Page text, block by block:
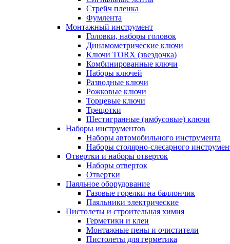
Стрейч пленка
Фумлента
Монтажный инструмент
Головки, наборы головок
Динамометрические ключи
Ключи TORX (звездочка)
Комбинированные ключи
Наборы ключей
Разводные ключи
Рожковые ключи
Торцевые ключи
Трещотки
Шестигранные (имбусовые) ключи
Наборы инструментов
Наборы автомобильного инструмента
Наборы столярно-слесарного
Отвертки и наборы отверток
Наборы отверток
Отвертки
Паяльное оборудование
Газовые горелки на баллончик
Паяльники электрические
Пистолеты и строительная химия
Герметики и клеи
Монтажные пены и очистители
Пистолеты для герметика